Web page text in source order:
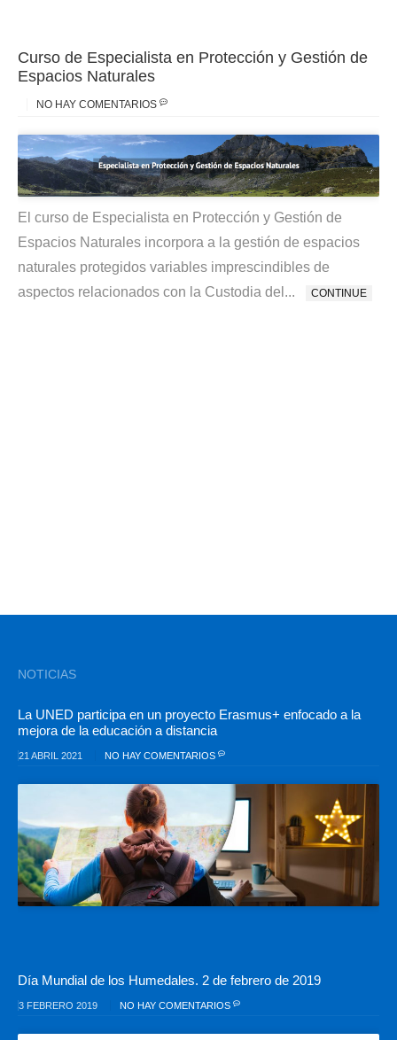
Curso de Especialista en Protección y Gestión de
Espacios Naturales
NO HAY COMENTARIOS
El curso de Especialista en Protección y Gestión de
Espacios Naturales incorpora a la gestión de espacios
naturales protegidos variables imprescindibles de
aspectos relacionados con la Custodia del...
CONTINUE
NOTICIAS
La UNED participa en un proyecto Erasmus+ enfocado a la
mejora de la educación a distancia
21 ABRIL 2021 NO HAY COMENTARIOS
Día Mundial de los Humedales. 2 de febrero de 2019
3 FEBRERO 2019 NO HAY COMENTARIOS